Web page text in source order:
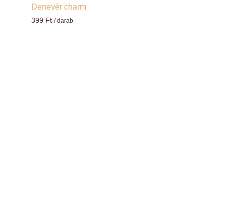
Denevér charm
399 Ft / darab